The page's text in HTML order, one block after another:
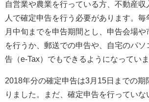
自営業や農業を行っている方、不動産収
人で確定申告を行う必要があります。
月中旬までを申告期間とし、申告会場
を行うか、郵送での申告や、自宅のパソ
告（e-Tax）でもできるようになっていま
2018年分の確定申告は3月15日までの期
りました。まだ、確定申告を行っていな